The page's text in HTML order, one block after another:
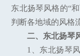
东北扬琴风格的“
判断各地域的风格
二、东北扬琴
1、东北扬琴